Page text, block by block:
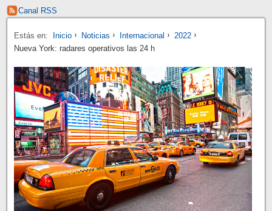
Canal RSS
Estás en: Inicio Noticias Internacional
2022
Nueva York: radares operativos las 24 h